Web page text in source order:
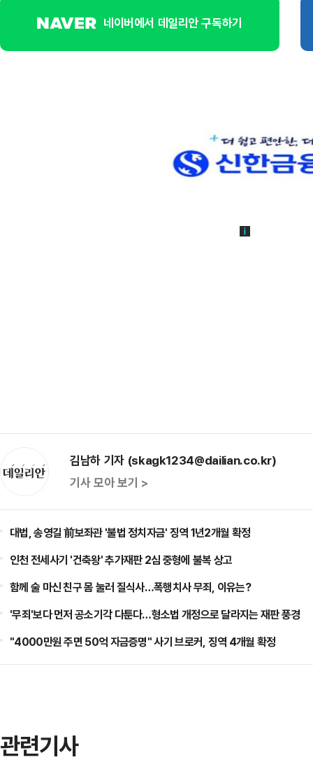
네이버에서 데일리안 구독하기
김남하 기자 (skagk1234@dailian.co.kr)
기사 모아 보기 >
대법, 송영길 前보좌관 '불법 정치자금' 징역 1년2개월 확정
인천 전세사기 '건축왕' 추가재판 2심 중형에 불복 상고
함께 술 마신 친구 몸 눌러 질식사…폭행치사 무죄, 이유는?
'무죄'보다 먼저 공소기각 다툰다…형소법 개정으로 달라지는 재판 풍경
"4000만원 주면 50억 자금증명" 사기 브로커, 징역 4개월 확정
관련기사